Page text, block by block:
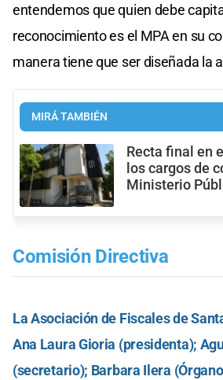
entendemos que quien debe
reconocimiento es el MPA en su
manera tiene que ser diseñada la
MIRÁ TAMBIÉN
Recta final en
los cargos de
Ministerio
Comisión Directiva
La Asociación de Fiscales de
Ana Laura Gioria (presidenta);
(secretario); Barbara Ilera